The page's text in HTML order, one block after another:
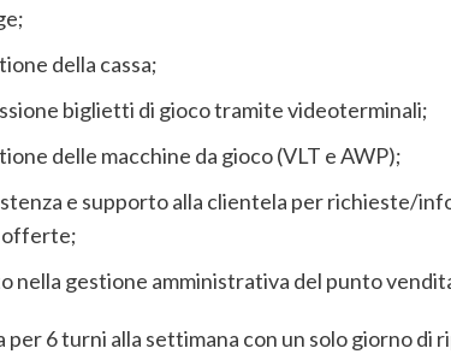
della cassa;
biglietti di gioco tramite videoterminali;
delle macchine da gioco (VLT e AWP);
e supporto alla clientela per richieste/
offerte;
nella gestione amministrativa del punto
per 6 turni alla settimana con un solo giorno di